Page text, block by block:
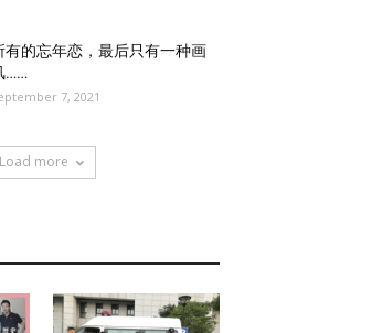
有的忘年恋，最后只有一种画
……
7, 2021
Load more